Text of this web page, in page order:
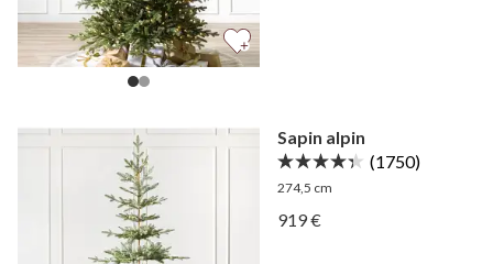
Sapin alpin
(1750)
274,5 cm
Afficher Sapin alpin —
Afficher Sapin alpin —
919 €